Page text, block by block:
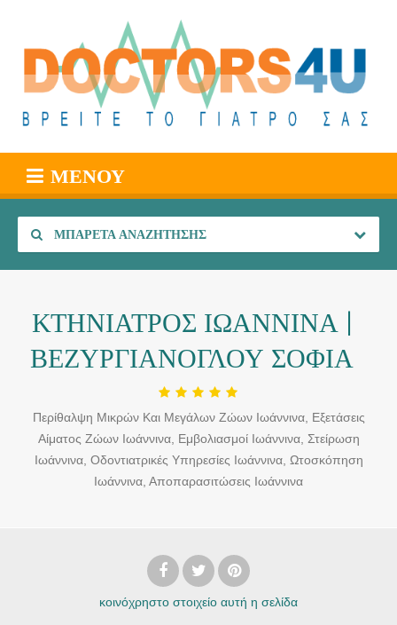
ΜΕΝΟΎ
ΜΠΑΡΈΤΑ ΑΝΑΖΉΤΗΣΗΣ
ΚΤΗΝΙΑΤΡΟΣ ΙΩΑΝΝΙΝΑ |
ΒΕΖΥΡΓΙΑΝΟΓΛΟΥ ΣΟΦΙΑ
Περίθαλψη Μικρών Και Μεγάλων Ζώων Ιωάννινα, Εξετάσεις
Αίματος Ζώων Ιωάννινα, Εμβολιασμοί Ιωάννινα, Στείρωση
Ιωάννινα, Οδοντιατρικές Υπηρεσίες Ιωάννινα, Ωτοσκόπηση
Ιωάννινα, Αποπαρασιτώσεις Ιωάννινα
κοινόχρηστο στοιχείο αυτή η σελίδα